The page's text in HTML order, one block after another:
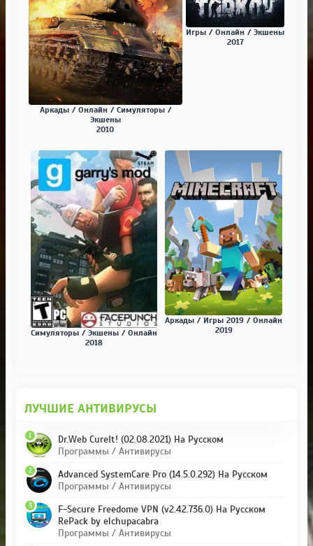
Аркады / Онлайн / Симуляторы /
Экшены
2010
Игры / Онлайн / Экшены
2017
Симуляторы / Экшены / Онлайн
2018
Аркады / Игры 2019 / Онлайн
2019
ЛУЧШИЕ АНТИВИРУСЫ
Dr.Web CureIt! (02.08.2021) На Русском
Программы / Антивирусы
1
Advanced SystemCare Pro (14.5.0.292) На Русском
Программы / Антивирусы
2
F-Secure Freedome VPN (v2.42.736.0) На Русском
RePack by elchupacabra
Программы / Антивирусы
3